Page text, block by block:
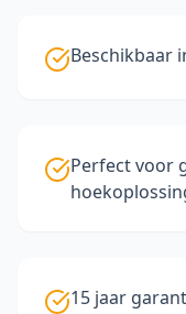
Beschikbaar
Perfect voor
15 jaar